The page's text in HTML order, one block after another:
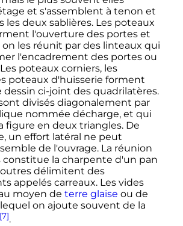
et s'assemblent à tenon et
les deux sablières. Les poteaux
l'ouverture des portes et
on les réunit par des linteaux qui
l'encadrement des portes ou
poteaux corniers, les
poteaux d'huisserie forment
dessin ci-joint des quadrilatères.
divisés diagonalement par
nommée décharge, et qui
figure en deux triangles. De
un effort latéral ne peut
de l'ouvrage. La réunion
constitue la charpente d'un pan
délimitent des
appelés carreaux. Les vides
moyen de terre glaise ou de
on ajoute souvent de la
[7].